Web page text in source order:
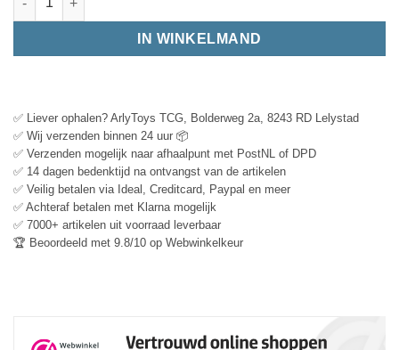
IN WINKELMAND
✅ Liever ophalen? ArlyToys TCG, Bolderweg 2a, 8243 RD Lelystad
✅ Wij verzenden binnen 24 uur 📦
✅ Verzenden mogelijk naar afhaalpunt met PostNL of DPD
✅ 14 dagen bedenktijd na ontvangst van de artikelen
✅ Veilig betalen via Ideal, Creditcard, Paypal en meer
✅ Achteraf betalen met Klarna mogelijk
✅ 7000+ artikelen uit voorraad leverbaar
🏆 Beoordeeld met 9.8/10 op Webwinkelkeur